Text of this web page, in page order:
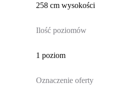
258 cm wysokości
Ilość poziomów
1 poziom
Oznaczenie oferty